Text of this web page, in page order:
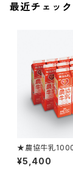
最近チェッ
★農協牛乳
¥5,400